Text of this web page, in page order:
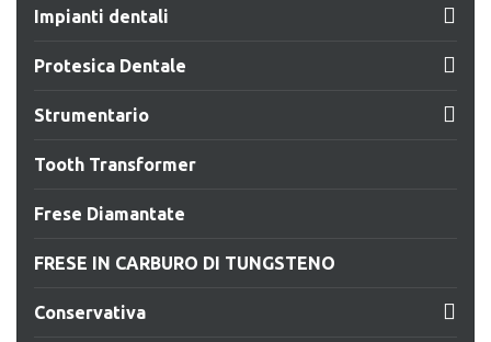
Impianti dentali 
Protesica Dentale 
Strumentario 
Tooth Transformer
Frese Diamantate
FRESE IN CARBURO DI TUNGSTENO
Conservativa 